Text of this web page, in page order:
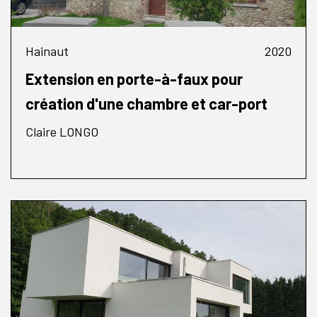
Hainaut 2020
Extension en porte-à-faux pour
création d'une chambre et car-port
Claire LONGO